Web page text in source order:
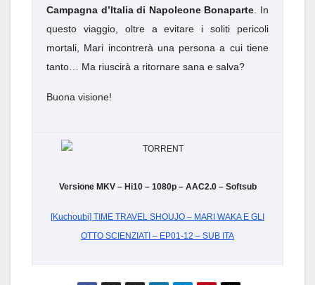
Campagna d’Italia di Napoleone Bonaparte. In
questo viaggio, oltre a evitare i soliti pericoli
mortali, Mari incontrerà una persona a cui tiene
tanto… Ma riuscirà a ritornare sana e salva?
Buona visione!
Versione MKV – Hi10 – 1080p – AAC2.0 – Softsub
[Kuchoubi] TIME TRAVEL SHOUJO – MARI WAKA E GLI
OTTO SCIENZIATI – EP01-12 – SUB ITA